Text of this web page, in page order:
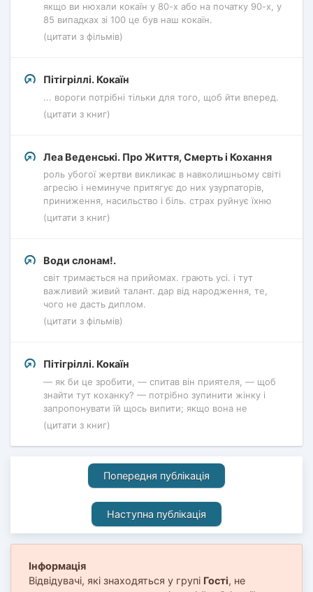
якщо ви нюхали кокаїн у 80-х або на початку 90-х, у
85 випадках зі 100 це був наш кокаїн.
(цитати з фільмів)
Пітігріллі. Кокаїн
... вороги потрібні тільки для того, щоб йти вперед.
(цитати з книг)
Леа Веденські. Про Життя, Смерть і Кохання
роль убогої жертви викликає в навколишньому світі
агресію і неминуче притягує до них узурпаторів,
приниження, насильство і біль. страх руйнує їхню
(цитати з книг)
Води слонам!.
світ тримається на прийомах. грають усі. і тут
важливий живий талант. дар від народження, те,
чого не дасть диплом.
(цитати з фільмів)
Пітігріллі. Кокаїн
— як би це зробити, — спитав він приятеля, — щоб
знайти тут коханку? — потрібно зупинити жінку і
запропонувати їй щось випити; якщо вона не
(цитати з книг)
Попередня публікація
Наступна публікація
Інформація
Відвідувачі, які знаходяться у групі Гості, не